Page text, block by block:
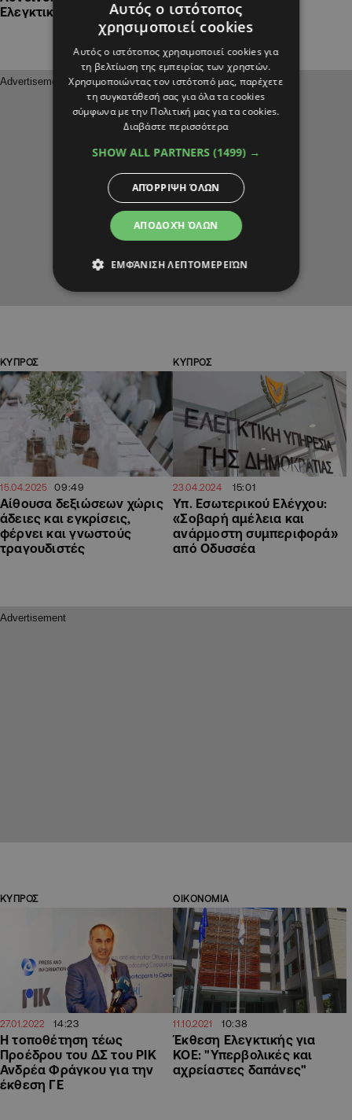
Ελεγκτικής για τη Βουλή
ΚΥΠΡΟΣ
15.04.2025 09:49
Αίθουσα δεξιώσεων χώρις
άδειες και εγκρίσεις,
φέρνει και γνωστούς
τραγουδιστές
ΚΥΠΡΟΣ
23.04.2024 15:01
Υπ. Εσωτερικού Ελέγχου:
«Σοβαρή αμέλεια και
ανάρμοστη συμπεριφορά»
από Οδυσσέα
ΚΥΠΡΟΣ
27.01.2022 14:23
Η τοποθέτηση τέως
Προέδρου του ΔΣ του ΡΙΚ
Ανδρέα Φράγκου για την
έκθεση ΓΕ
ΟΙΚΟΝΟΜΙΑ
11.10.2021 10:38
Έκθεση Ελεγκτικής για
ΚΟΕ: "Υπερβολικές και
αχρείαστες δαπάνες"
Αυτός ο ιστότοπος
χρησιμοποιεί cookies
Αυτός ο ιστότοπος χρησιμοποιεί cookies για
τη βελτίωση της εμπειρίας των χρηστών.
Χρησιμοποιώντας τον ιστότοπό μας, παρέχετε
τη συγκατάθεσή σας για όλα τα cookies
σύμφωνα με την Πολιτική μας για τα cookies.
Διαβάστε περισσότερα
SHOW ALL PARTNERS (1499) →
ΑΠΟΔΟΧΉ ΌΛΩΝ
ΑΠΌΡΡΙΨΗ ΌΛΩΝ
ΕΜΦΆΝΙΣΗ ΛΕΠΤΟΜΕΡΕΙΏΝ